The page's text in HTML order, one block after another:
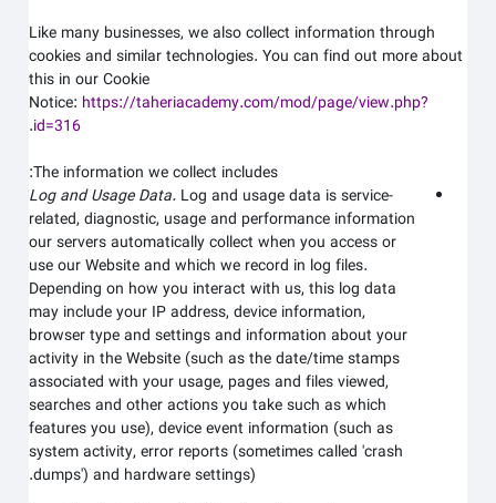
Like many businesses, we also collect information through
cookies and similar technologies. You can find out more about
this in our Cookie
Notice:https://taheriacademy.com/mod/page/view.php?
id=316
.
The information we collect includes:
Log and Usage Data.Log and usage data is service-
related, diagnostic, usage and performance information
our servers automatically collect when you access or
use ourWebsiteand which we record in log files.
Depending on how you interact with us, this log data
may include your IP address, device information,
browser type and settings and information about your
activity in theWebsite(such as the date/time stamps
associated with your usage, pages and files viewed,
searches and other actions you take such as which
features you use), device event information (such as
system activity, error reports (sometimes called 'crash
dumps') and hardware settings).